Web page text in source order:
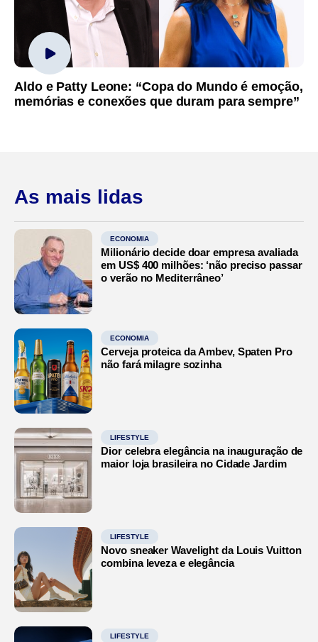
Aldo e Patty Leone: “Copa do Mundo é emoção,
memórias e conexões que duram para sempre”
As mais lidas
ECONOMIA
Milionário decide doar empresa avaliada
em US$ 400 milhões: ‘não preciso passar
o verão no Mediterrâneo’
ECONOMIA
Cerveja proteica da Ambev, Spaten Pro
não fará milagre sozinha
LIFESTYLE
Dior celebra elegância na inauguração de
maior loja brasileira no Cidade Jardim
LIFESTYLE
Novo sneaker Wavelight da Louis Vuitton
combina leveza e elegância
LIFESTYLE